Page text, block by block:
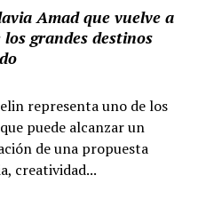
Amad que vuelve a
grandes destinos
representa uno de los
puede alcanzar un
de una propuesta
creatividad...